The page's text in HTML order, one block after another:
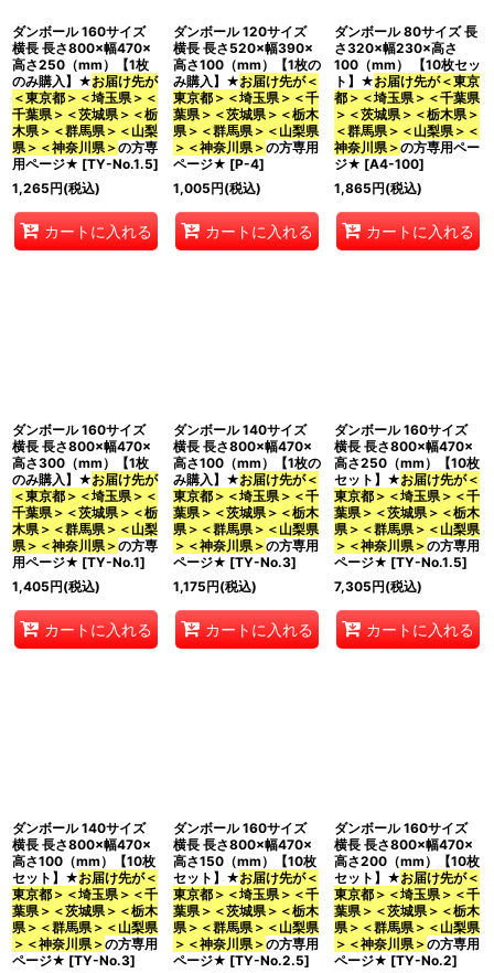
ダンボール 160サイズ
横長 長さ800×幅470×
高さ250（mm）【1枚
のみ購入】★お届け先が
＜東京都＞＜埼玉県＞＜
千葉県＞＜茨城県＞＜栃
木県＞＜群馬県＞＜山梨
県＞＜神奈川県＞の方専
用ページ★ [TY-No.1.5]
1,265円(税込)
カートに入れる
ダンボール 120サイズ
横長 長さ520×幅390×
高さ100（mm）【1枚の
み購入】★お届け先が＜
東京都＞＜埼玉県＞＜千
葉県＞＜茨城県＞＜栃木
県＞＜群馬県＞＜山梨県
＞＜神奈川県＞の方専用
ページ★ [P-4]
1,005円(税込)
カートに入れる
ダンボール 80サイズ 長
さ320×幅230×高さ
100（mm） 【10枚セッ
ト】★お届け先が＜東京
都＞＜埼玉県＞＜千葉県
＞＜茨城県＞＜栃木県＞
＜群馬県＞＜山梨県＞＜
神奈川県＞の方専用ペー
ジ★ [A4-100]
1,865円(税込)
カートに入れる
ダンボール 160サイズ
横長 長さ800×幅470×
高さ300（mm）【1枚
のみ購入】★お届け先が
＜東京都＞＜埼玉県＞＜
千葉県＞＜茨城県＞＜栃
木県＞＜群馬県＞＜山梨
県＞＜神奈川県＞の方専
用ページ★ [TY-No.1]
1,405円(税込)
カートに入れる
ダンボール 140サイズ
横長 長さ800×幅470×
高さ100（mm）【1枚の
み購入】★お届け先が＜
東京都＞＜埼玉県＞＜千
葉県＞＜茨城県＞＜栃木
県＞＜群馬県＞＜山梨県
＞＜神奈川県＞の方専用
ページ★ [TY-No.3]
1,175円(税込)
カートに入れる
ダンボール 160サイズ
横長 長さ800×幅470×
高さ250（mm）【10枚
セット】★お届け先が＜
東京都＞＜埼玉県＞＜千
葉県＞＜茨城県＞＜栃木
県＞＜群馬県＞＜山梨県
＞＜神奈川県＞の方専用
ページ★ [TY-No.1.5]
7,305円(税込)
カートに入れる
ダンボール 140サイズ
横長 長さ800×幅470×
高さ100（mm）【10枚
セット】★お届け先が＜
東京都＞＜埼玉県＞＜千
葉県＞＜茨城県＞＜栃木
県＞＜群馬県＞＜山梨県
＞＜神奈川県＞の方専用
ページ★ [TY-No.3]
ダンボール 160サイズ
横長 長さ800×幅470×
高さ150（mm）【10枚
セット】★お届け先が＜
東京都＞＜埼玉県＞＜千
葉県＞＜茨城県＞＜栃木
県＞＜群馬県＞＜山梨県
＞＜神奈川県＞の方専用
ページ★ [TY-No.2.5]
ダンボール 160サイズ
横長 長さ800×幅470×
高さ200（mm）【10枚
セット】★お届け先が＜
東京都＞＜埼玉県＞＜千
葉県＞＜茨城県＞＜栃木
県＞＜群馬県＞＜山梨県
＞＜神奈川県＞の方専用
ページ★ [TY-No.2]